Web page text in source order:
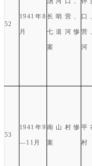
52
1941 年8
月
长哨营、
七道河惨
案
口
营
河
53
1941 年9
—11 月
南山村惨
案
平
村